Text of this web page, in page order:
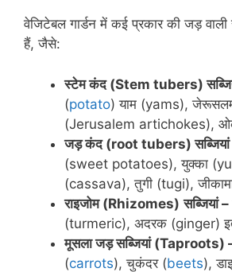
वेजिटेबल गार्डन में कई प्रकार की जड़ वाली
हैं, जैसे:
स्टेम कंद (Stem tubers)
(potato) याम (yams),
(Jerusalem artichokes),
जड़ कंद (root tubers)
(sweet potatoes), युक्का
(cassava), तुगी (tugi),
राइजोम (Rhizomes) सब्जियां –
(turmeric), अदरक (ginger)
मूसला जड़ सब्जियां (Taproots)
(carrots), चुकंदर (beets),